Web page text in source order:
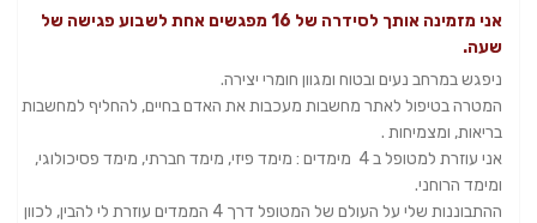
אני מזמינה אותך לסידרה של 16 מפגשים אחת לשבוע פגישה של
שעה.
ניפגש במרחב נעים ובטוח ומגוון חומרי יצירה.
המטרה בטיפול לאתר מחשבות מעכבות את האדם בחיים, להחליף למחשבות
בריאות, ומצמיחות .
אני עוזרת למטופל ב 4 מימדים : מימד פיזי, מימד חברתי, מימד פסיכולוגי,
ומימד הרוחני.
ההתבוננות שלי על העולם של המטופל דרך 4 הממדים עוזרת לי להבין, לכוון